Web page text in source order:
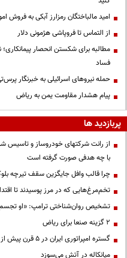
امید مالباختگان رمزارز آبکی به فروش
از التماس تا فروپاشی هژمونی دلار
مطالبه برای شکستن انحصار پیمانکاری؛
فساد
حمله نیروهای اسرائیلی به خبرنگار
پیام هشدار مقاومت یمن به ریاض
پربازدید ها
از رانت‌ شرکتهای خودروساز و تاسیس
با چه هدفی صورت گرفته است
چرا قالب وافل جایگزین سقف تیرچه
تخم‌مرغ‌هایی که در مرز پوسیدند تا
تشخیص روان‌شناختی ترامپ: «او
۲ گزینه صنعا برای ریاض
گستره امپراتوری ایران در ۵ قرن پیش از میلاد؛ تصویری از ایران ۲۵ قرن پیش
میانکاله در آتش می‌سوزد